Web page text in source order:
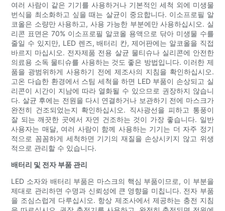
여러 사람이 같은 기기를 사용하거나 기본적인 세척 외에 미생물
번식을 최소화하고 싶을 때는 살균이 중요합니다. 이소프로필 알
코올은 소량만 사용하고, 사용 가능한 부분에만 사용하십시오. 실
리콘 표면은 70% 이소프로필 알코올 용액으로 닦아 미생물 수를
줄일 수 있지만, LED 렌즈, 배터리 칸, 제어판에는 알코올을 직접
바르지 마십시오. 전자제품 전용 살균 물티슈나 실리콘에 안전한
의료용 소독 물티슈를 사용하는 것도 좋은 방법입니다. 이러한 제
품을 광범위하게 사용하기 전에 제조사의 지침을 확인하십시오.
고온 다습한 환경에서 스팀 세척을 하면 LED 부품이 손상되고 실
리콘이 시간이 지남에 따라 열화될 수 있으므로 권장하지 않습니
다. 살균 후에는 전원을 다시 연결하거나 보관하기 전에 마스크가
완전히 건조되었는지 확인하십시오. 직사광선을 피하고 통풍이
잘 되는 깨끗한 곳에서 자연 건조하는 것이 가장 좋습니다. 일반
사용자는 매달, 여러 사람이 함께 사용하는 기기는 더 자주 정기
적으로 꼼꼼하게 세척하면 기기의 재질을 손상시키지 않고 위생
적으로 관리할 수 있습니다.
배터리 및 전자 부품 관리
LED 소자와 배터리 부품은 마스크의 핵심 부품이므로, 이 부분을
제대로 관리하면 수명과 신뢰성에 큰 영향을 미칩니다. 전자 부품
을 조심스럽게 다루십시오. 항상 제조사에서 제공하는 충전 지침